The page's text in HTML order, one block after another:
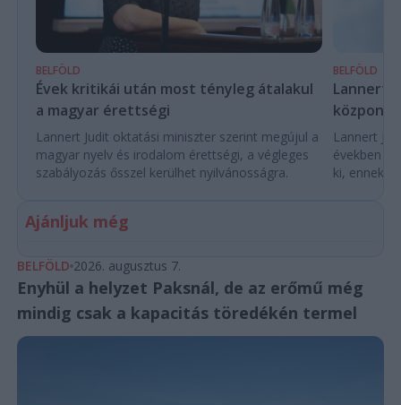
BELFÖLD
Évek kritikái után most tényleg átalakul
a magyar érettségi
Lannert Judit oktatási miniszter szerint megújul a
magyar nyelv és irodalom érettségi, a végleges
szabályozás ősszel kerülhet nyilvánosságra.
BELFÖLD
Lannert
Lannert
években
ki, ennek
Ajánljuk még
BELFÖLD 2026. augusztus 7.
Enyhül a helyzet Paksnál, de az erőmű még
mindig csak a kapacitás töredékén termel